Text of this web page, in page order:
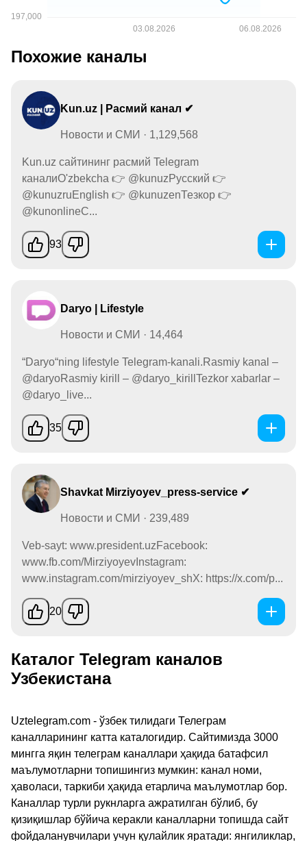
Похожие каналы
Kun.uz | Расмий канал ✔
Новости и СМИ · 1,129,568
Kun.uz сайтининг расмий Telegram
каналиO'zbekcha 👉 @kunuzРусский 👉
@kunuzruEnglish 👉 @kunuzenТезкор 👉
@kunonlineС...
93
Daryo | Lifestyle
Новости и СМИ · 14,464
“Daryo“ning lifestyle Telegram-kanali.Rasmiy kanal –
@daryoRasmiy kirill – @daryo_kirillTezkor xabarlar –
@daryo_live...
35
Shavkat Mirziyoyev_press-service ✔
Новости и СМИ · 239,489
Veb-sayt: www.president.uzFacebook:
www.fb.com/MirziyoyevInstagram:
www.instagram.com/mirziyoyev_shX: https://x.com/p...
20
Каталог Telegram каналов
Узбекистана
Uztelegram.com - ўзбек тилидаги Телеграм
каналларининг катта каталогидир. Сайтимизда 3000
мингга яқин телеграм каналлари ҳақида батафсил
маълумотларни топишингиз мумкин: канал номи,
ҳаволаси, таркиби ҳақида етарлича маълумотлар бор.
Каналлар турли рукнларга ажратилган бўлиб, бу
қизиқишлар бўйича керакли каналларни топишда сайт
фойдаланувчилари учун қулайлик яратади: янгиликлар,